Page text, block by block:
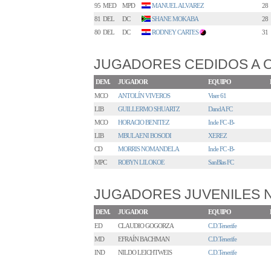
95 MED MPD MANUEL ALVAREZ
28
81 DEL DC SHANE MOKABA
28
80 DEL DC RODNEY CARTES 2 31
JUGADORES CEDIDOS A
DEM. JUGADOR EQUIPO
MCO
ANTOLÍN VIVEROS
Viser 61
LIB
GUILLERMO SHUARTZ
DandA FC
MCO
HORACIO BENITEZ
Inde FC -B-
LIB
MBULAENI BOSODI
XEREZ
CD
MORRIS NOMANDELA
Inde FC -B-
MPC
ROBYN LILOKOE SanBlas FC
JUGADORES JUVENILES
DEM. JUGADOR EQUIPO
ED
CLAUDIO GOGORZA
C.D.Tenerife
MD
EFRAÍN BACHMAN
C.D.Tenerife
IND
NILDO LEICHTWEIS C.D.Tenerife